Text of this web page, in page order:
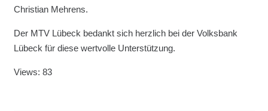
Christian Mehrens.
Der MTV Lübeck bedankt sich herzlich bei der Volksbank
Lübeck für diese wertvolle Unterstützung.
Views: 83